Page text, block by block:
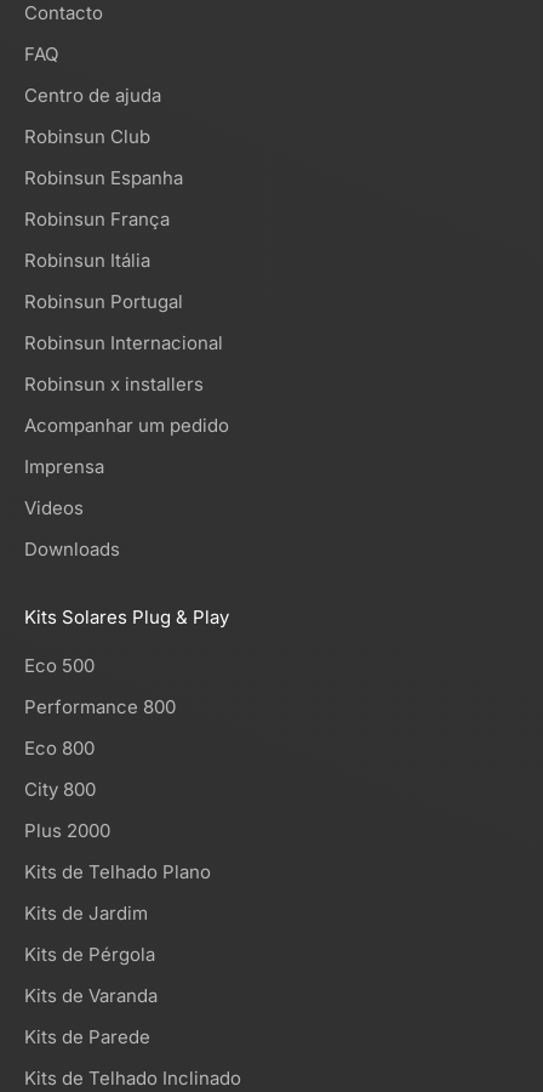
Contacto
FAQ
Centro de ajuda
Robinsun Club
Robinsun Espanha
Robinsun França
Robinsun Itália
Robinsun Portugal
Robinsun Internacional
Robinsun x installers
Acompanhar um pedido
Imprensa
Videos
Downloads
Kits Solares Plug & Play
Eco 500
Performance 800
Eco 800
City 800
Plus 2000
Kits de Telhado Plano
Kits de Jardim
Kits de Pérgola
Kits de Varanda
Kits de Parede
Kits de Telhado Inclinado